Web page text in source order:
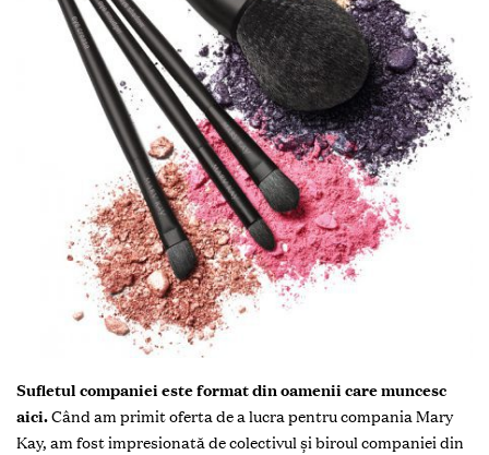
Sufletul companiei este format din oamenii care muncesc
aici.Când am primit oferta de a lucra pentru compania Mary
Kay, am fost impresionată de colectivul şi biroul companiei din